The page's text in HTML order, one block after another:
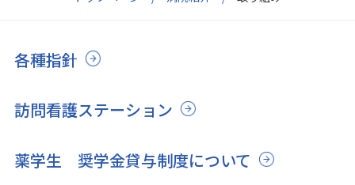
各種指針
訪問看護ステーション
薬学生 奨学金貸与制度について